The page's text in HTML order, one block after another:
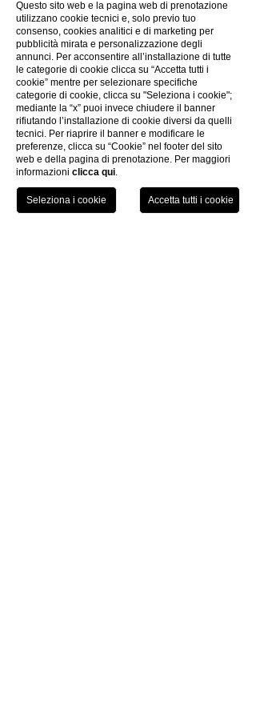
Scopri le altre attività
RESTA AGGIORNATO:
Iscriviti alla newsletter
Questo sito web e la pagina web di prenotazione
utilizzano cookie tecnici e, solo previo tuo
consenso, cookies analitici e di marketing per
pubblicità mirata e personalizzazione degli
annunci. Per acconsentire all’installazione di tutte
le categorie di cookie clicca su “Accetta tutti i
cookie” mentre per selezionare specifiche
categorie di cookie, clicca su "Seleziona i cookie";
mediante la “x” puoi invece chiudere il banner
rifiutando l’installazione di cookie diversi da quelli
tecnici. Per riaprire il banner e modificare le
preferenze, clicca su “Cookie” nel footer del sito
web e della pagina di prenotazione. Per maggiori
informazioni clicca qui.